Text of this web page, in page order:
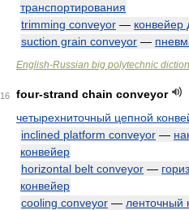
транспортирования
trimming conveyor — конвейер
suction grain conveyor —
English-Russian big polytechnic
16
four-strand chain conveyor
четырехниточный цепной
inclined platform conveyor —
конвейер
horizontal belt conveyor —
конвейер
cooling conveyor — ленточный